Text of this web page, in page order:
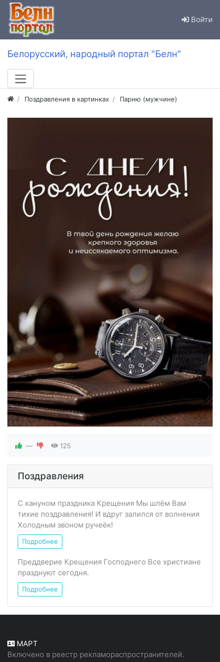
Войти
Белорусский, народный портал "Белн"
Поздравления в картинках Парню (мужчине)
— 125
Поздравления
С кануном праздника Крещения Мы шлём Вам
тихие поздравления! И вдруг залился от волнения
Холодным звоном ручеёк!
Подробнее
Преддверие Крещения Господнего Все христиане
празднуют сегодня.
Подробнее
МАРТ
Включено в реестр рекламораспространителей.